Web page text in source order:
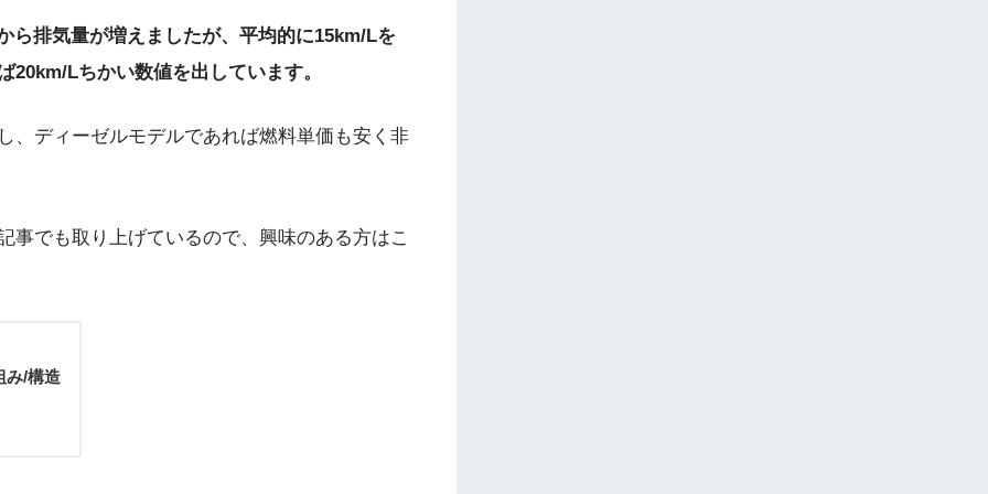
ら排気量が増えましたが、平均的に15km/Lを
Lちかい数値を出しています。
、ディーゼルモデルであれば燃料単価も安く非
事でも取り上げているので、興味のある方はこ
み/構造